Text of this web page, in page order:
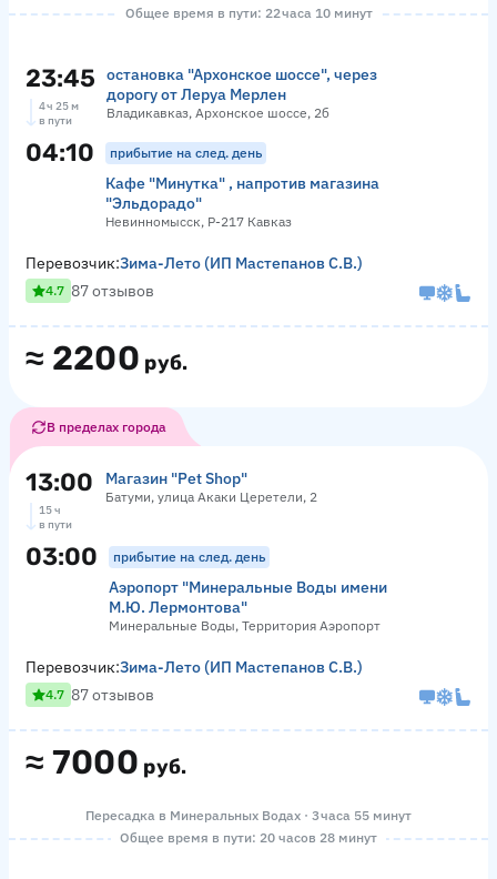
Общее время в пути: 22 часа 10 минут
23:45
остановка "Архонское шоссе", через
дорогу от Леруа Мерлен
Владикавказ, Архонское шоссе, 2б
4 ч 25 м
в пути
04:10 прибытие на след. день
Кафе "Минутка" , напротив магазина
"Эльдорадо"
Невинномысск, Р-217 Кавказ
≈ 2200 руб.
Перевозчик:Зима-Лето (ИП Мастепанов С.В.)
4.7 87 отзывов
В пределах города
13:00 Магазин "Pet Shop"
Батуми, улица Акаки Церетели, 2
15 ч
в пути
03:00 прибытие на след. день
Аэропорт "Минеральные Воды имени
М.Ю. Лермонтова"
Минеральные Воды, Территория Аэропорт
≈ 7000 руб.
Перевозчик:Зима-Лето (ИП Мастепанов С.В.)
4.7 87 отзывов
Пересадка в Минеральных Водах · 3 часа 55 минут
Общее время в пути: 20 часов 28 минут